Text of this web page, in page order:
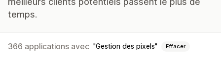
temps.
366 applications avec Gestion des pixels Effacer